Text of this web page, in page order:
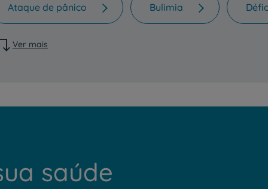
Ataque de pânico Bulimia
Ver mais
saúde